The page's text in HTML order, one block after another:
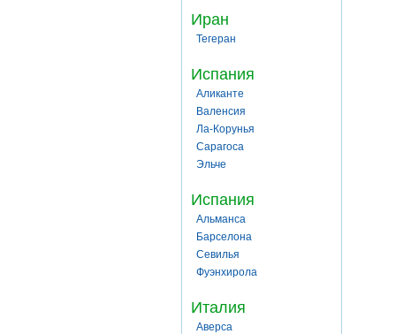
Иран
Тегеран
Испания
Аликанте
Валенсия
Ла-Корунья
Сарагоса
Эльче
Испания
Альманса
Барселона
Севилья
Фуэнхирола
Италия
Аверса